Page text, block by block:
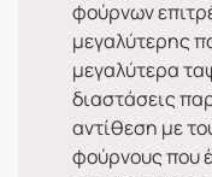
φούρνων
μεγαλύτερης
μεγαλύτερα
διαστάσεις
αντίθεση με
φούρνους που